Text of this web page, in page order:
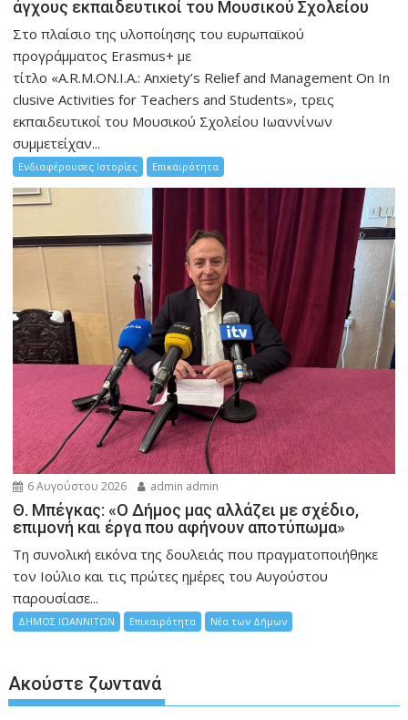
άγχους εκπαιδευτικοί του Μουσικού Σχολείου
Στο πλαίσιο της υλοποίησης του ευρωπαϊκού
προγράμματος Erasmus+ με
τίτλο «A.R.M.ON.I.A.: Anxiety’s Relief and Management On In
clusive Activities for Teachers and Students», τρεις
εκπαιδευτικοί του Μουσικού Σχολείου Ιωαννίνων
συμμετείχαν...
Ενδιαφέρουσες Ιστορίες Επικαιρότητα
6 Αυγούστου 2026 admin admin
Θ. Μπέγκας: «Ο Δήμος μας αλλάζει με σχέδιο,
επιμονή και έργα που αφήνουν αποτύπωμα»
Τη συνολική εικόνα της δουλειάς που πραγματοποιήθηκε
τον Ιούλιο και τις πρώτες ημέρες του Αυγούστου
παρουσίασε...
ΔΗΜΟΣ ΙΩΑΝΝΙΤΩΝ Επικαιρότητα Νέα των Δήμων
Ακούστε ζωντανά